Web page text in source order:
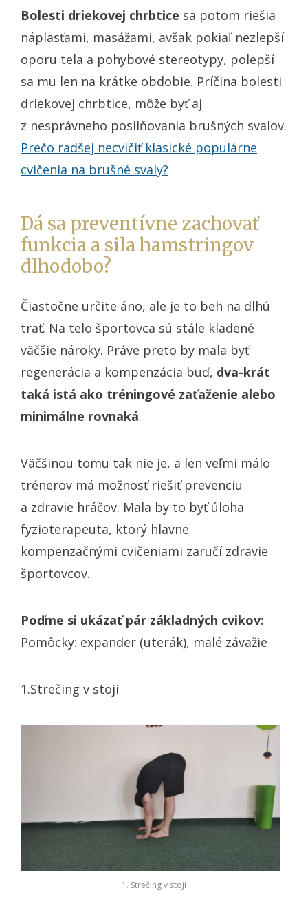
Bolesti driekovej chrbtice sa potom riešia
náplasťami, masážami, avšak pokiaľ nezlepší
oporu tela a pohybové stereotypy, polepší
sa mu len na krátke obdobie. Príčina bolesti
driekovej chrbtice, môže byť aj
z nesprávneho posilňovania brušných svalov.
Prečo radšej necvičiť klasické populárne
cvičenia na brušné svaly?
Dá sa preventívne zachovať
funkcia a sila hamstringov
dlhodobo?
Čiastočne určite áno, ale je to beh na dlhú
trať. Na telo športovca sú stále kladené
väčšie nároky. Práve preto by mala byť
regenerácia a kompenzácia buď, dva-krát
taká istá ako tréningové zaťaženie alebo
minimálne rovnaká.
Väčšinou tomu tak nie je, a len veľmi málo
trénerov má možnosť riešiť prevenciu
a zdravie hráčov. Mala by to byť úloha
fyzioterapeuta, ktorý hlavne
kompenzačnými cvičeniami zaručí zdravie
športovcov.
Poďme si ukázať pár základných cvikov:
Pomôcky: expander (uterák), malé závažie
1.Strečing v stoji
1. Strečing v stoji